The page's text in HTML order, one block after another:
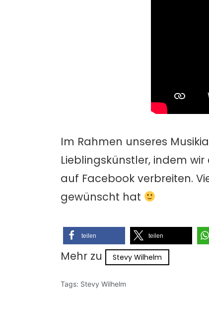
Im Rahmen unseres
Lieblingskünstler, indem
auf Facebook verbreiten.
gewünscht hat
teilen teilen
Mehr zu Stevy Wilhelm
Tags: Stevy Wilhelm